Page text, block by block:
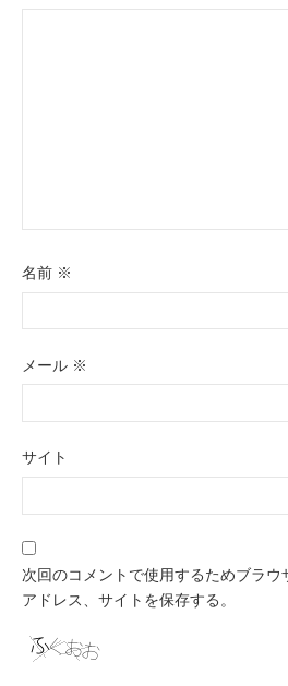
名前 ※
メール ※
サイト
次回のコメントで使用するためブラ
アドレス、サイトを保存する。